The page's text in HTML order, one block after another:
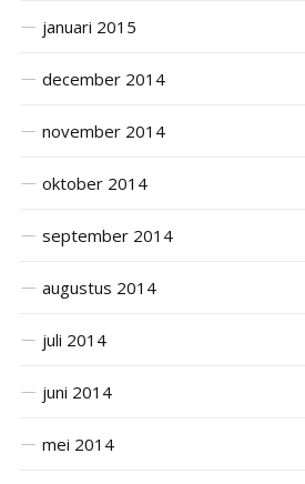
januari 2015
december 2014
november 2014
oktober 2014
september 2014
augustus 2014
juli 2014
juni 2014
mei 2014